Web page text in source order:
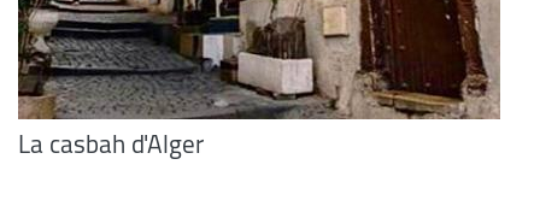
La casbah d'Alger